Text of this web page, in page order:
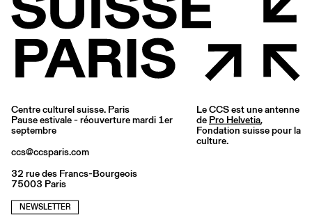
Centre culturel suisse. Paris
Pause estivale - réouverture mardi 1er
septembre
ccs@ccsparis.com
32 rue des Francs-Bourgeois
75003 Paris
NEWSLETTER
Le CCS est une antenne
de Pro Helvetia,
Fondation suisse pour la
culture.